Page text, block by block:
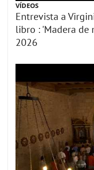
VÍDEOS
Entrevista a
libro : 'Madera de
2026